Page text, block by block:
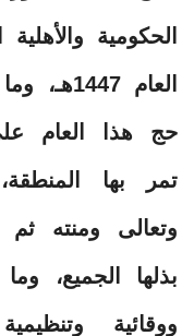
الحكومية
العام
حج هذا العام
تمر بها
وتعالى ومنته ثم
بذلها الجميع،
ووقائية